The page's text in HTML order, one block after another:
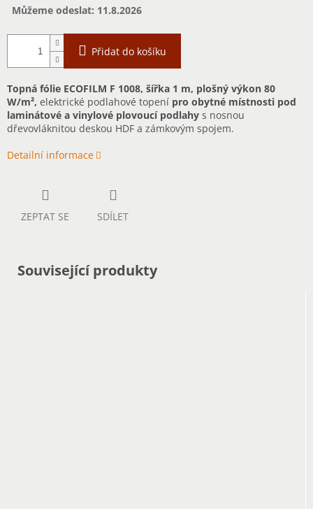
Můžeme odeslat: 11.8.2026
Přidat do košíku
Topná fólie ECOFILM F 1008, šířka 1 m, plošný výkon 80
W/m², elektrické podlahové topení pro obytné místnosti pod
laminátové a vinylové plovoucí podlahy s nosnou
dřevovláknitou deskou HDF a zámkovým spojem.
Detailní informace
ZEPTAT SE SDÍLET
Související produkty